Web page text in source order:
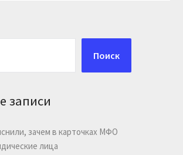
Поиск
записи
зачем в карточках МФО
лица